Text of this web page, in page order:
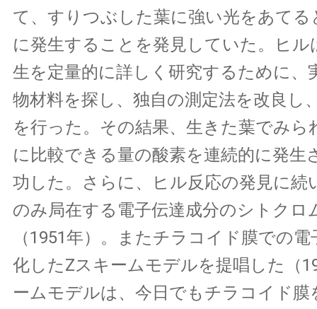
て、すりつぶした葉に強い光をあてる
に発生することを発見していた。ヒル
生を定量的に詳しく研究するために、
物材料を探し、独自の測定法を改良し
を行った。その結果、生きた葉でみら
に比較できる量の酸素を連続的に発生
功した。さらに、ヒル反応の発見に続
のみ局在する電子伝達成分のシトクロ
（1951年）。またチラコイド膜での
化したZスキームモデルを提唱した（
ームモデルは、今日でもチラコイド膜